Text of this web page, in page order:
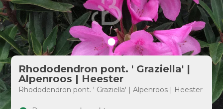
Rhododendron pont. ' Graziella' |
Alpenroos | Heester
Rhododendron pont. ' Graziella' | Alpenroos | Heester